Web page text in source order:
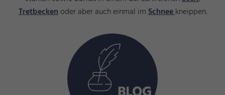
Tretbeckenoder aber auch einmal imSchneekneippen.